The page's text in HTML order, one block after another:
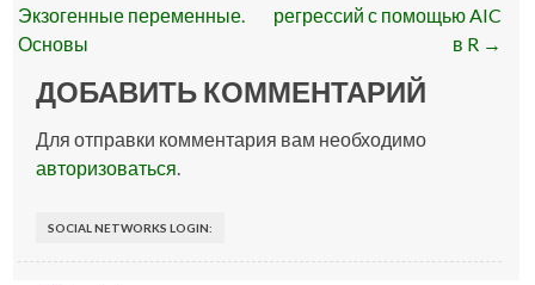
Экзогенные переменные.
Основы
регрессий с помощью AIC
в R →
ДОБАВИТЬ КОММЕНТАРИЙ
Для отправки комментария вам необходимо
авторизоваться.
SOCIAL NETWORKS LOGIN: